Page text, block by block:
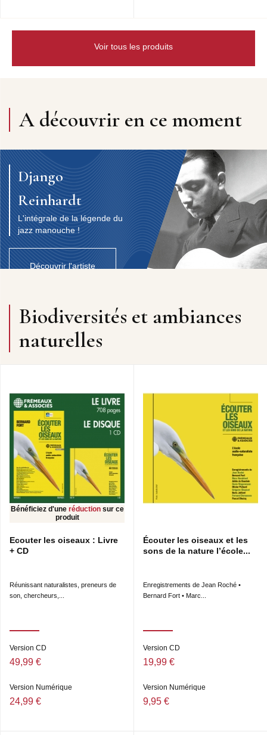
Voir tous les produits
A découvrir en ce moment
Django
Reinhardt
L'intégrale de la légende du
jazz manouche !
Découvrir l'artiste
Biodiversités et ambiances
naturelles
Bénéficiez d'une réduction sur ce
produit
Ecouter les oiseaux : Livre
+ CD
Réunissant naturalistes, preneurs de
son, chercheurs,...
Version CD
49,99 €
Version Numérique
24,99 €
Écouter les oiseaux et les
sons de la nature l’école...
Enregistrements de Jean Roché •
Bernard Fort • Marc...
Version CD
19,99 €
Version Numérique
9,95 €